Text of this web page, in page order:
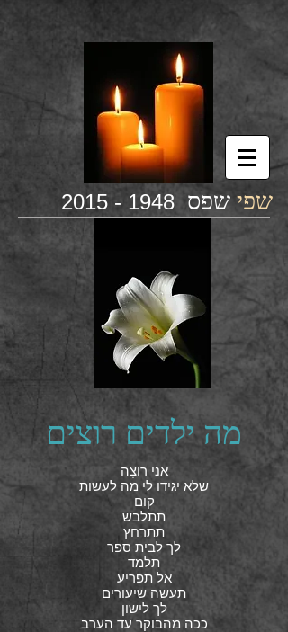
שפישפס 1948 - 2015
מה ילדים רוצים
אני רוצֶה
שלא יגידו לי מה לעשות
קום
תתלבש
תתרחץ
לך לבית ספר
תלמד
אל תפריע
תעשה שיעורים
לך לישון
ככה מהבוקר עד הערב